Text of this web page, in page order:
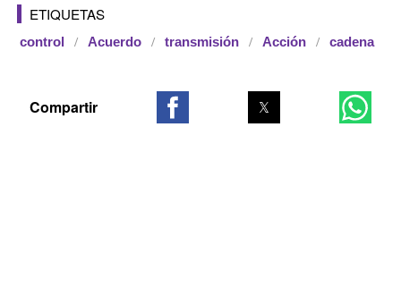
ETIQUETAS
control Acuerdo transmisión Acción cadena